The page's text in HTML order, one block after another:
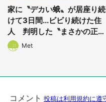
家に〝デカい蛾〟が居座り続
けて3日間...ビビり続けた住
人 判明した〝まさかの正
体〟に14万人も困惑
Met